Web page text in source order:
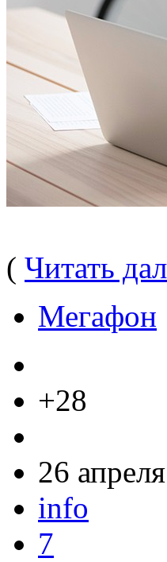
( Читать
Мегафон
+28
26
info
7